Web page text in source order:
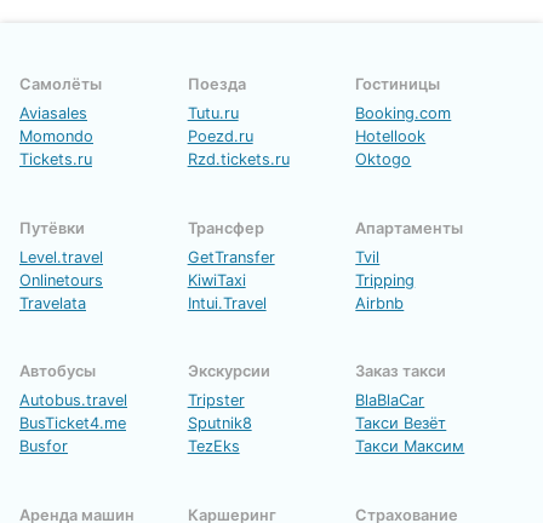
Самолёты
Aviasales
Momondo
Tickets.ru
Поезда
Tutu.ru
Poezd.ru
Rzd.tickets.ru
Гостиницы
Booking.com
Hotellook
Oktogo
Путёвки
Level.travel
Onlinetours
Travelata
Трансфер
GetTransfer
KiwiTaxi
Intui.Travel
Апартаменты
Tvil
Tripping
Airbnb
Автобусы
Autobus.travel
BusTicket4.me
Busfor
Экскурсии
Tripster
Sputnik8
TezEks
Заказ такси
BlaBlaCar
Такси Везёт
Такси Максим
Аренда машин Каршеринг Страхование